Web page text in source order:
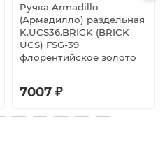
Ручка Armadillo
(Армадилло) раздельная
K.UCS36.BRICK (BRICK
UCS) FSG-39
флорентийское золото
7007 ₽